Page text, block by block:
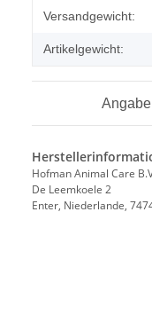
Wert
Versandgewicht:
Artikelgewicht:
Hofman Animal Care
De Leemkoele 2
Enter, Niederlande,